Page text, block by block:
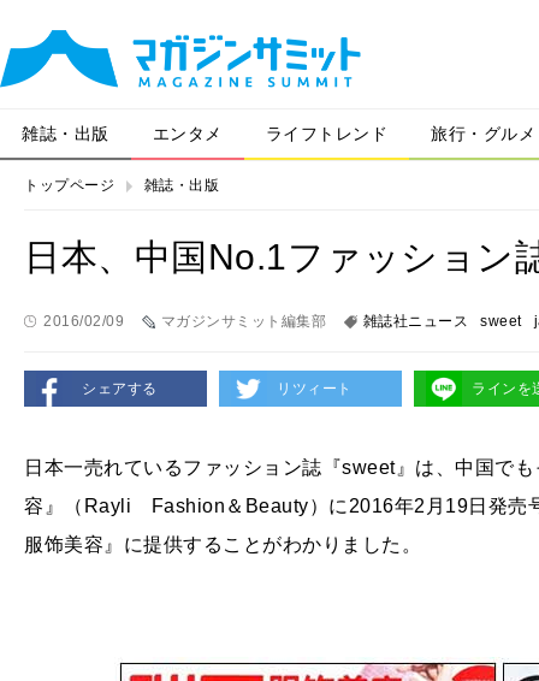
雑誌・出版 エンタメ ライフトレンド 旅行・グルメ
トップページ 雑誌・出版
日本、中国No.1ファッション
2016/02/09 マガジンサミット編集部 雑誌社ニュース sweet
シェアする リツィート ラインを
日本一売れているファッション誌『sweet』は、中国で
容』（Rayli Fashion＆Beauty）に2016年2月19日発売
服饰美容』に提供することがわかりました。